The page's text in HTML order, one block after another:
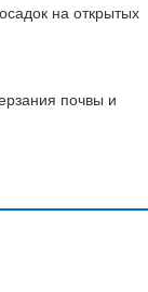
на открытых
почвы и